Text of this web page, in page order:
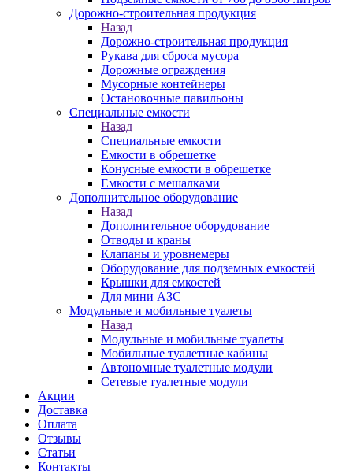
Дорожно-строительная продукция
Назад
Дорожно-строительная продукция
Рукава для сброса мусора
Дорожные ограждения
Мусорные контейнеры
Остановочные павильоны
Специальные емкости
Назад
Специальные емкости
Емкости в обрешетке
Конусные емкости в обрешетке
Емкости с мешалками
Дополнительное оборудование
Назад
Дополнительное оборудование
Отводы и краны
Клапаны и уровнемеры
Оборудование для подземных емкостей
Крышки для емкостей
Для мини АЗС
Модульные и мобильные туалеты
Назад
Модульные и мобильные туалеты
Мобильные туалетные кабины
Автономные туалетные модули
Сетевые туалетные модули
Акции
Доставка
Оплата
Отзывы
Статьи
Контакты